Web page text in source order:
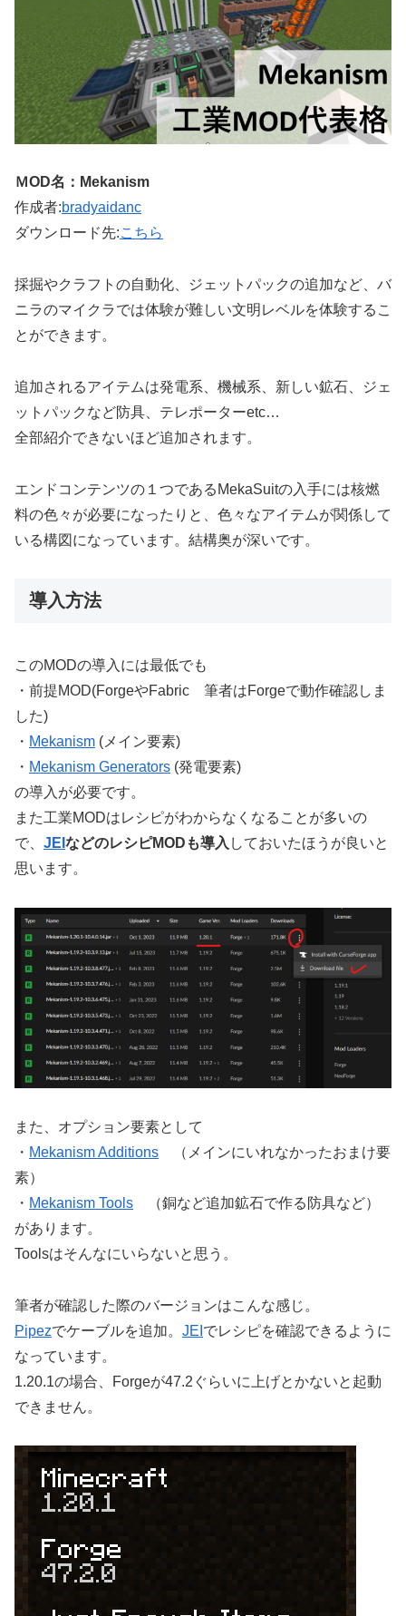
ＭOD名：Mekanism
作成者:bradyaidanc
ダウンロード先:こちら
採掘やクラフトの自動化、ジェットパックの追加など、バ
ニラのマイクラでは体験が難しい文明レベルを体験するこ
とができます。
追加されるアイテムは発電系、機械系、新しい鉱石、ジェ
ットパックなど防具、テレポーターetc…
全部紹介できないほど追加されます。
エンドコンテンツの１つであるMekaSuitの入手には核燃
料の色々が必要になったりと、色々なアイテムが関係して
いる構図になっています。結構奥が深いです。
導入方法
このMODの導入には最低でも
・前提MOD(ForgeやFabric 筆者はForgeで動作確認しま
した)
・ Mekanism (メイン要素)
・ Mekanism Generators (発電要素)
の導入が必要です。
また工業MODはレシピがわからなくなることが多いの
で、 JEI などのレシピMODも導入 しておいたほうが良いと
思います。
また、オプション要素として
・ Mekanism Additions （メインにいれなかったおまけ要
素）
・ Mekanism Tools （銅など追加鉱石で作る防具など）
があります。
Toolsはそんなにいらないと思う。
筆者が確認した際のバージョンはこんな感じ。
Pipezでケーブルを追加。 JEI でレシピを確認できるように
なっています。
1.20.1の場合、Forgeが47.2ぐらいに上げとかないと起動
できません。